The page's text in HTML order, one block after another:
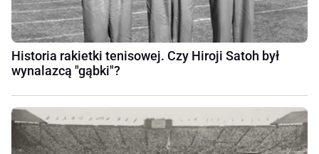
Historia rakietki tenisowej. Czy Hiroji Satoh był
wynalazcą "gąbki"?